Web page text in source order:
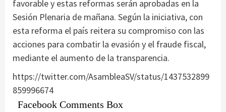
favorable y estas reformas serán aprobadas en la
Sesión Plenaria de mañana. Según la iniciativa, con
esta reforma el país reitera su compromiso con las
acciones para combatir la evasión y el fraude fiscal,
mediante el aumento de la transparencia.
https://twitter.com/AsambleaSV/status/1437532899
859996674
Facebook Comments Box